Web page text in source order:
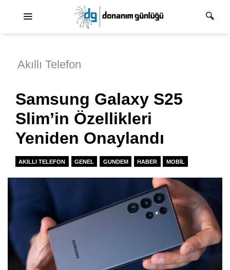
Akıllı Telefon
Samsung Galaxy S25
Slim’in Özellikleri
Yeniden Onaylandı
AKILLI TELEFON GENEL GUNDEM HABER MOBIL